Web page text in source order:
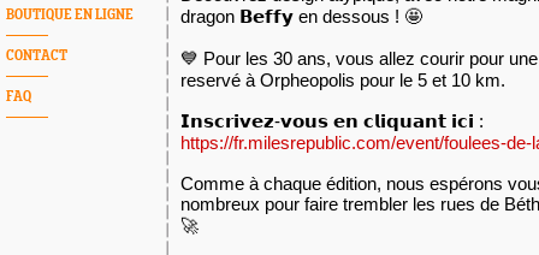
BOUTIQUE EN LIGNE
CONTACT
FAQ
dragon 𝗕𝗲𝗳𝗳𝘆 en dessous ! 🤩
💙 Pour les 30 ans, vous allez courir pour
reservé à Orpheopolis pour le 5 et 10 km.
https://fr.milesrepublic.com/event/foulees-de-
Comme à chaque édition, nous espérons
nombreux pour faire trembler les rues de
🚀